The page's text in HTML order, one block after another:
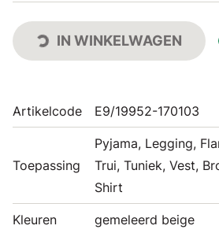
IN WINKELWAGEN
Artikelcode E9/19952-170103
Toepassing
Pyjama, Legging,
Trui, Tuniek, Vest,
Shirt
Kleuren gemeleerd beige